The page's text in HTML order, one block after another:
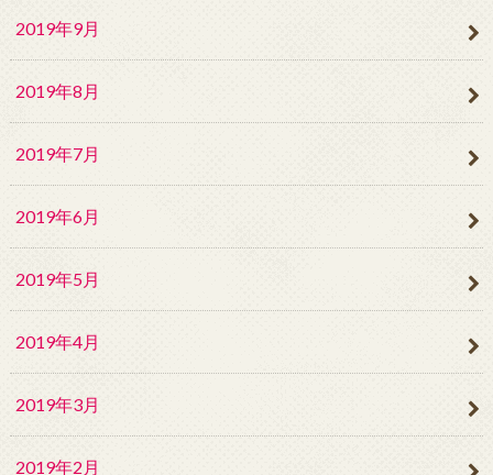
2019年9月
2019年8月
2019年7月
2019年6月
2019年5月
2019年4月
2019年3月
2019年2月